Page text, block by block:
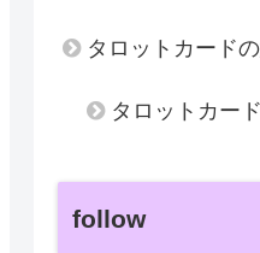
タロットカード
タロットカー
follow